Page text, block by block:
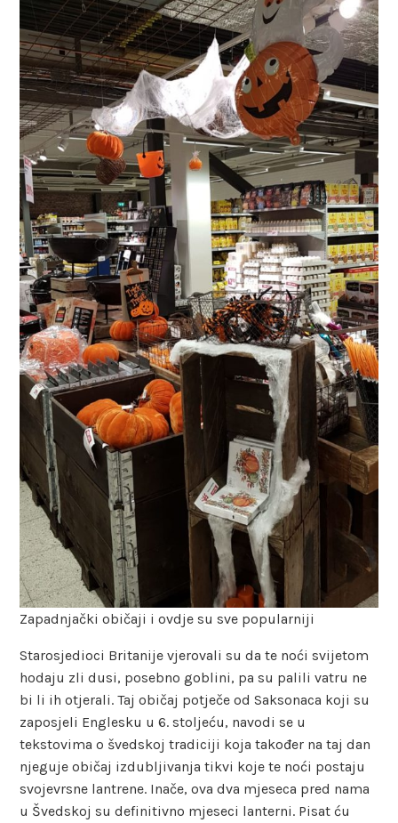
Zapadnjački običaji i ovdje su sve popularniji
Starosjedioci Britanije vjerovali su da te noći svijetom
hodaju zli dusi, posebno goblini, pa su palili vatru ne
bi li ih otjerali. Taj običaj potječe od Saksonaca koji su
zaposjeli Englesku u 6. stoljeću, navodi se u
tekstovima o švedskoj tradiciji koja također na taj dan
njeguje običaj izdubljivanja tikvi koje te noći postaju
svojevrsne lantrene. Inače, ova dva mjeseca pred nama
u Švedskoj su definitivno mjeseci lanterni. Pisat ću